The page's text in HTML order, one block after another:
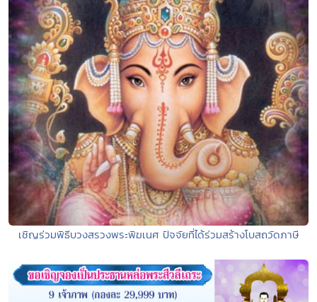
เชิญร่วมพิธีบวงสรวงพระพิฆเนศ ปัจจัยที่ได้ร่วมสร้างโบสถวัดภาษี